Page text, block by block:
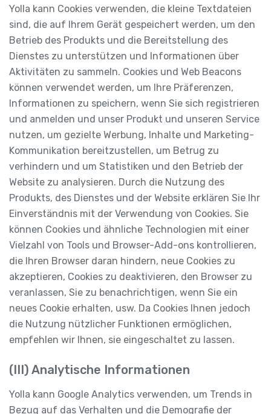
Yolla kann Cookies verwenden, die kleine Textdateien
sind, die auf Ihrem Gerät gespeichert werden, um den
Betrieb des Produkts und die Bereitstellung des
Dienstes zu unterstützen und Informationen über
Aktivitäten zu sammeln. Cookies und Web Beacons
können verwendet werden, um Ihre Präferenzen,
Informationen zu speichern, wenn Sie sich registrieren
und anmelden und unser Produkt und unseren Service
nutzen, um gezielte Werbung, Inhalte und Marketing-
Kommunikation bereitzustellen, um Betrug zu
verhindern und um Statistiken und den Betrieb der
Website zu analysieren. Durch die Nutzung des
Produkts, des Dienstes und der Website erklären Sie Ihr
Einverständnis mit der Verwendung von Cookies. Sie
können Cookies und ähnliche Technologien mit einer
Vielzahl von Tools und Browser-Add-ons kontrollieren,
die Ihren Browser daran hindern, neue Cookies zu
akzeptieren, Cookies zu deaktivieren, den Browser zu
veranlassen, Sie zu benachrichtigen, wenn Sie ein
neues Cookie erhalten, usw. Da Cookies Ihnen jedoch
die Nutzung nützlicher Funktionen ermöglichen,
empfehlen wir Ihnen, sie eingeschaltet zu lassen.
(III) Analytische Informationen
Yolla kann Google Analytics verwenden, um Trends in
Bezug auf das Verhalten und die Demografie der